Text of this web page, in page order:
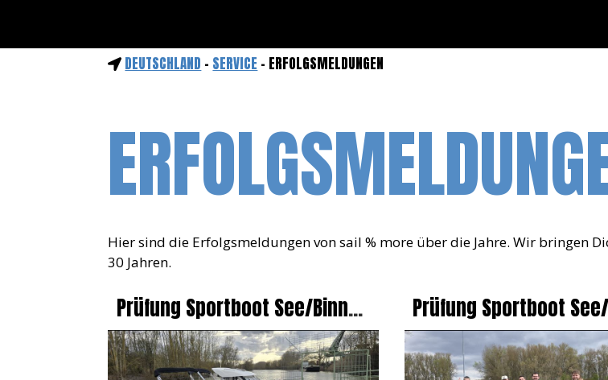
DEUTSCHLAND - SERVICE - ERFOLGSMELDUNGEN
Hier sind die Erfolgsmeldungen von sail % more über die Jahre. Wir bringen
30 Jahren.
Prüfung Sportboot See/Binnen
Und Funk In Griesheim 2026
Prüfung Sportboot
Und Funk In
2026